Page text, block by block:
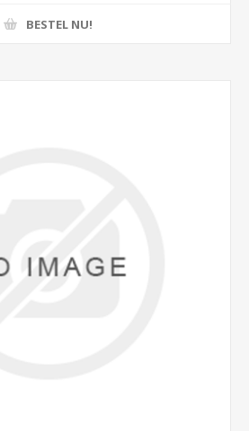
BESTEL NU!